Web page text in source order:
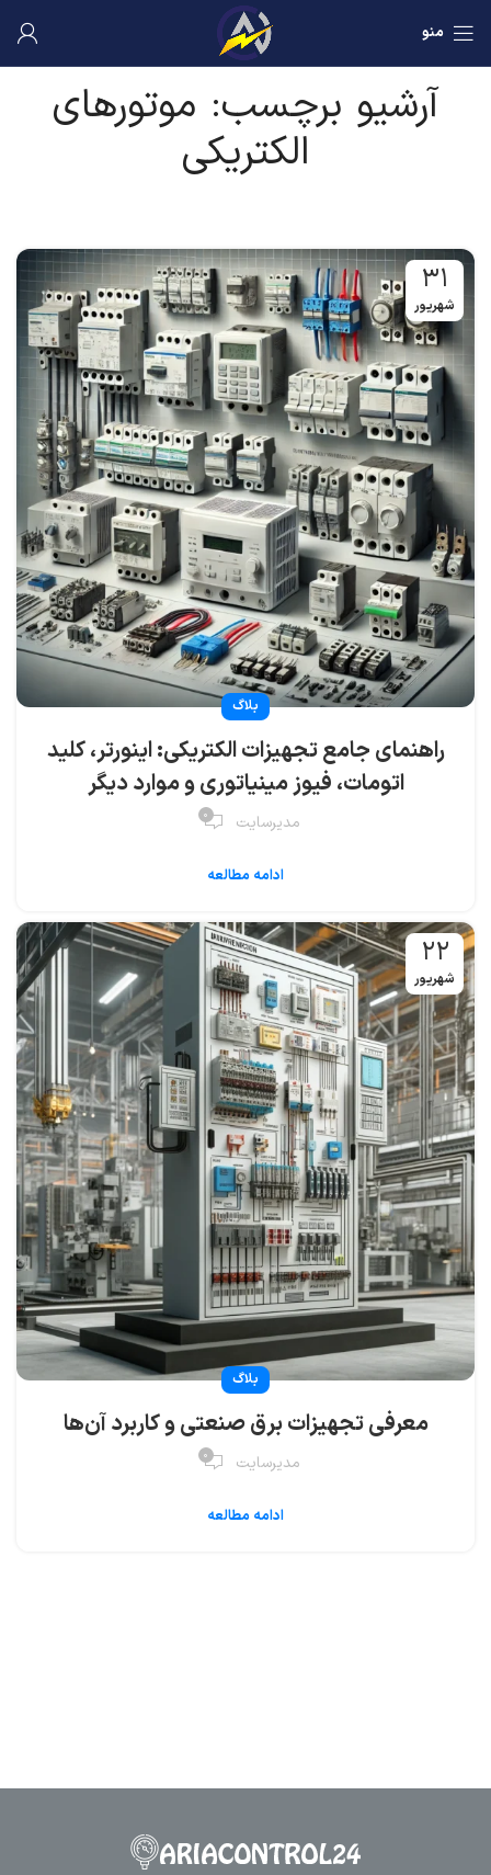
منو
آرشیو برچسب: موتورهای
الکتریکی
۳۱
شهریور
بلاگ
راهنمای جامع تجهیزات الکتریکی: اینورتر، کلید
اتومات، فیوز مینیاتوری و موارد دیگر
مدیرسایت ۰
ادامه مطالعه
۲۲
شهریور
بلاگ
معرفی تجهیزات برق صنعتی و کاربرد آن‌ها
مدیرسایت ۰
ادامه مطالعه